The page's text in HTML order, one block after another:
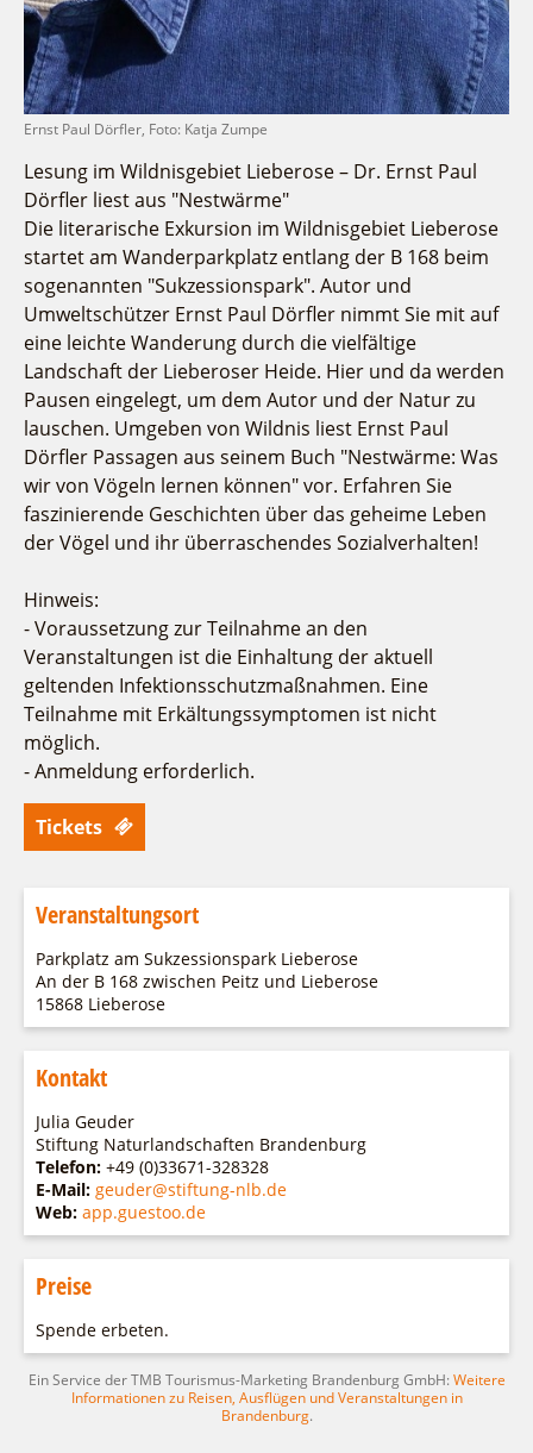
Ernst Paul Dörfler, Foto: Katja Zumpe
Lesung im Wildnisgebiet Lieberose – Dr. Ernst Paul
Dörfler liest aus "Nestwärme"
Die literarische Exkursion im Wildnisgebiet Lieberose
startet am Wanderparkplatz entlang der B 168 beim
sogenannten "Sukzessionspark". Autor und
Umweltschützer Ernst Paul Dörfler nimmt Sie mit auf
eine leichte Wanderung durch die vielfältige
Landschaft der Lieberoser Heide. Hier und da werden
Pausen eingelegt, um dem Autor und der Natur zu
lauschen. Umgeben von Wildnis liest Ernst Paul
Dörfler Passagen aus seinem Buch "Nestwärme: Was
wir von Vögeln lernen können" vor. Erfahren Sie
faszinierende Geschichten über das geheime Leben
der Vögel und ihr überraschendes Sozialverhalten!
Hinweis:
- Voraussetzung zur Teilnahme an den
Veranstaltungen ist die Einhaltung der aktuell
geltenden Infektionsschutzmaßnahmen. Eine
Teilnahme mit Erkältungssymptomen ist nicht
möglich.
- Anmeldung erforderlich.
Tickets
Veranstaltungsort
Parkplatz am Sukzessionspark Lieberose
An der B 168 zwischen Peitz und Lieberose
15868 Lieberose
Kontakt
Julia Geuder
Stiftung Naturlandschaften Brandenburg
Telefon: +49 (0)33671-328328
E-Mail: geuder@stiftung-nlb.de
Web: app.guestoo.de
Preise
Spende erbeten.
Ein Service der TMB Tourismus-Marketing Brandenburg GmbH:Weitere
Informationen zu Reisen, Ausflügen und Veranstaltungen in
Brandenburg.